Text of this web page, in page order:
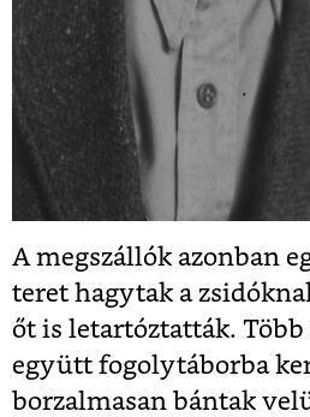
A megszállók azonban
teret hagytak a
őt is letartóztatták. Több
együtt fogolytáborba
borzalmasan bántak